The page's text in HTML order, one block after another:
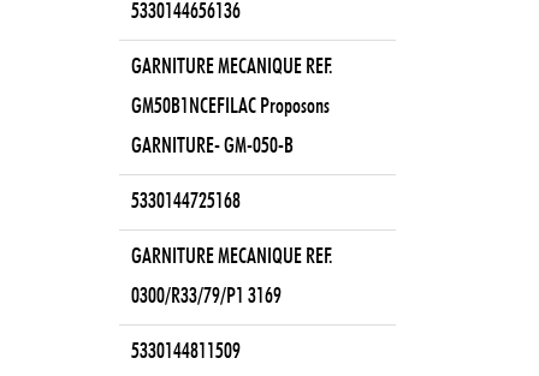
5330144656136
GARNITURE MECANIQUE REF.
GM50B1NCEFILAC Proposons
GARNITURE- GM-050-B
5330144725168
GARNITURE MECANIQUE REF.
0300/R33/79/P1 3169
5330144811509